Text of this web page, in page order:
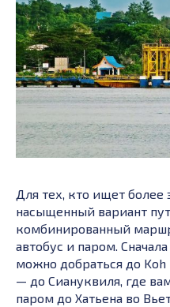
Для тех, кто ищет
насыщенный вариант
комбинированный
автобус и паром.
можно добраться до
— до Сиануквиля, где
паром до Хатьена во